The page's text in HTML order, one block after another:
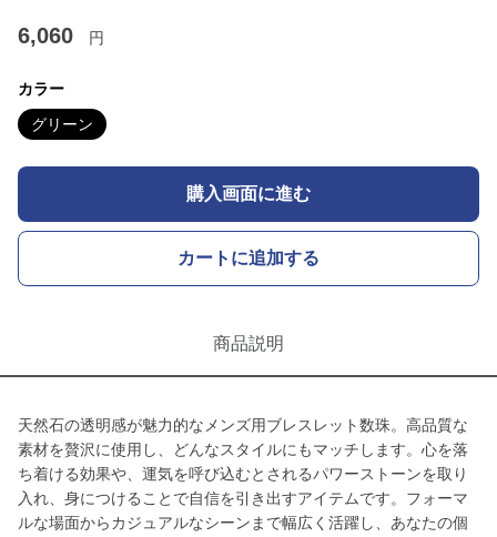
6,060 円
カラー
グリーン
購入画面に進む
カートに追加する
商品説明
天然石の透明感が魅力的なメンズ用ブレスレット数珠。高品質な
素材を贅沢に使用し、どんなスタイルにもマッチします。心を落
ち着ける効果や、運気を呼び込むとされるパワーストーンを取り
入れ、身につけることで自信を引き出すアイテムです。フォーマ
ルな場面からカジュアルなシーンまで幅広く活躍し、あなたの個